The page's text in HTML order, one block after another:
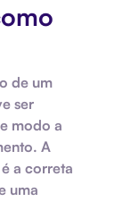
de um
ser
modo a
A
a correta
uma